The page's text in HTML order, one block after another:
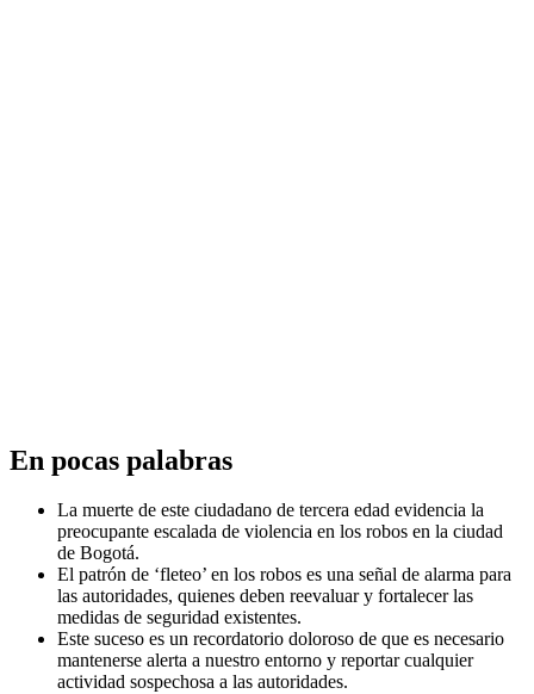
En pocas palabras
La muerte de este ciudadano de tercera edad evidencia la
preocupante escalada de violencia en los robos en la ciudad
de Bogotá.
El patrón de ‘fleteo’ en los robos es una señal de alarma para
las autoridades, quienes deben reevaluar y fortalecer las
medidas de seguridad existentes.
Este suceso es un recordatorio doloroso de que es necesario
mantenerse alerta a nuestro entorno y reportar cualquier
actividad sospechosa a las autoridades.